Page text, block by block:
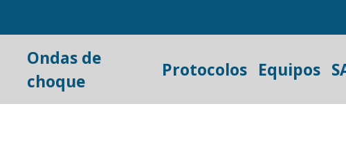
Ondas de
choque
Protocolos Equipos